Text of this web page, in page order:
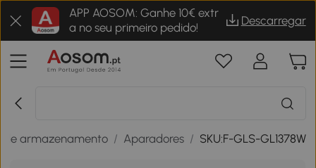
APP AOSOM: Ganhe 10€ extr
a no seu primeiro pedido!
Descarregar
de armazenamento / Aparadores / SKU:F-GLS-GL1378W